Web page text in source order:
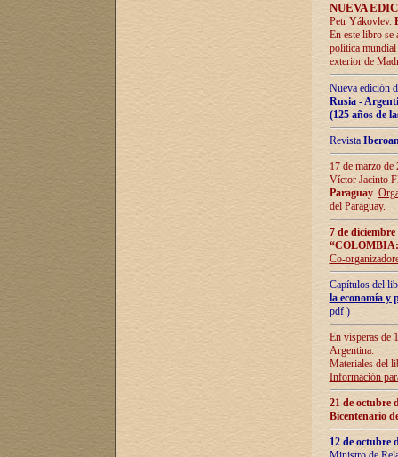
NUEVA
Petr Yákovlev.
En este libro se
política mundial
exterior de
Nueva edición
Rusia -
(125 años de
Revista
17 de marzo
Víctor Jacinto
Paraguay.
del Paraguay.
7 de
Co-
Capítulos del
la economía y
pdf )
En vísperas de
Argentina:
Materiales del
Información
21 de octubre
Bicentenario
12 de octubre